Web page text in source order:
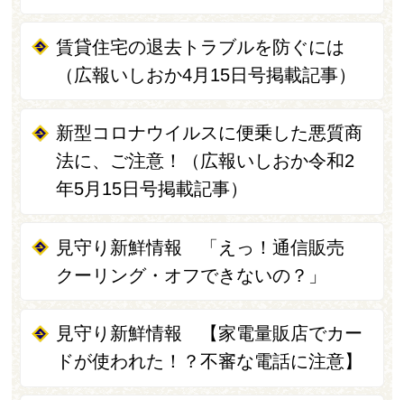
賃貸住宅の退去トラブルを防ぐには
（広報いしおか4月15日号掲載記事）
新型コロナウイルスに便乗した悪質商
法に、ご注意！（広報いしおか令和2
年5月15日号掲載記事）
見守り新鮮情報 「えっ！通信販売
クーリング・オフできないの？」
見守り新鮮情報 【家電量販店でカー
ドが使われた！？不審な電話に注意】